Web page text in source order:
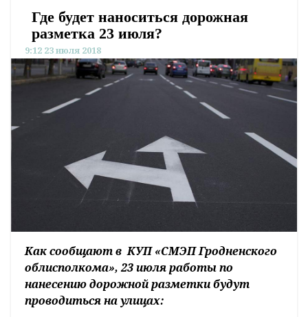
Где будет наноситься дорожная
разметка 23 июля?
9:12 23 июля 2018
Как сообщают в КУП «СМЭП Гродненского
облисполкома», 23 июля работы по
нанесению дорожной разметки будут
проводитьсяна улицах: